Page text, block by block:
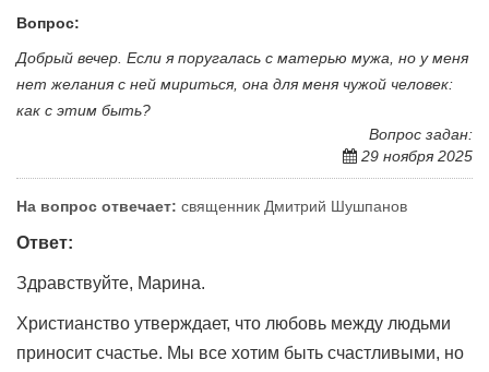
Вопрос:
Добрый вечер. Если я поругалась с матерью мужа, но у меня
нет желания с ней мириться, она для меня чужой человек:
как с этим быть?
Вопрос задан:
29 ноября 2025
На вопрос отвечает: священник Дмитрий Шушпанов
Ответ:
Здравствуйте, Марина.
Христианство утверждает, что любовь между людьми
приносит счастье. Мы все хотим быть счастливыми, но